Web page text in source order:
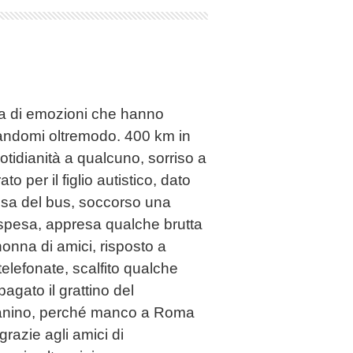
di emozioni che hanno
oltremodo. 400 km in
a qualcuno, sorriso a
per il figlio autistico, dato
del bus, soccorso una
appresa qualche brutta
di amici, risposto a
scalfito qualche
il grattino del
perché manco a Roma
agli amici di